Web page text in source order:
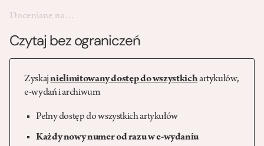
Doceniane na…
Czytaj bez ograniczeń
Zyskajnielimitowany dostęp do wszystkichartykułów,
e-wydań i archiwum
Pełny dostęp do wszystkich artykułów
Każdy nowy numer od razu w e-wydaniu